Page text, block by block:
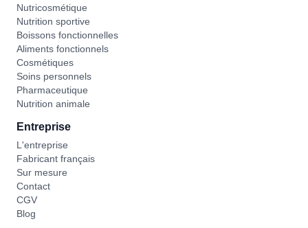
Nutricosmétique
Nutrition sportive
Boissons fonctionnelles
Aliments fonctionnels
Cosmétiques
Soins personnels
Pharmaceutique
Nutrition animale
Entreprise
L'entreprise
Fabricant français
Sur mesure
Contact
CGV
Blog